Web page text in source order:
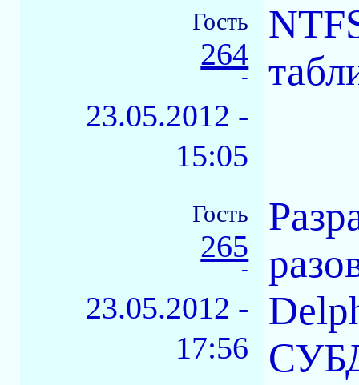
Гость
264
-
23.05.2012 -
15:05
Гость
265
-
23.05.2012 -
17:56